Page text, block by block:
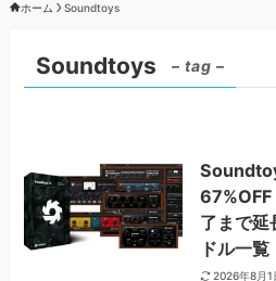
ホーム Soundtoys
Soundtoys – tag –
67%OFF
了まで延
ドル一覧
2026年8月1